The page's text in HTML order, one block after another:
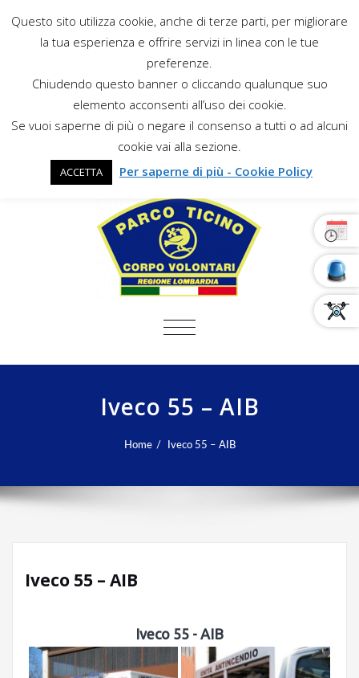
COMMUTA NAVIGAZIONE
Iveco 55 – AIB
Home Iveco 55 – AIB
Iveco 55 – AIB
Iveco 55 - AIB
Questo sito utilizza cookie, anche di terze parti, per migliorare
la tua esperienza e offrire servizi in linea con le tue
preferenze.
Chiudendo questo banner o cliccando qualunque suo
elemento acconsenti all’uso dei cookie.
Se vuoi saperne di più o negare il consenso a tutti o ad alcuni
cookie vai alla sezione.
ACCETTA Per saperne di più - Cookie Policy